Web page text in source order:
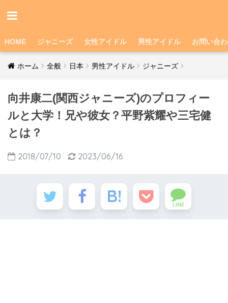
HOME ジャニーズ 女性アイドル 男性アイドル お問い合
ホーム 全般 日本 男性アイドル ジャニーズ
向井康二(関西ジャニーズ)のプロフィー
ルと大学！兄や彼女？平野紫耀や三宅健
とは？
2018/07/10 2023/06/16
LINE